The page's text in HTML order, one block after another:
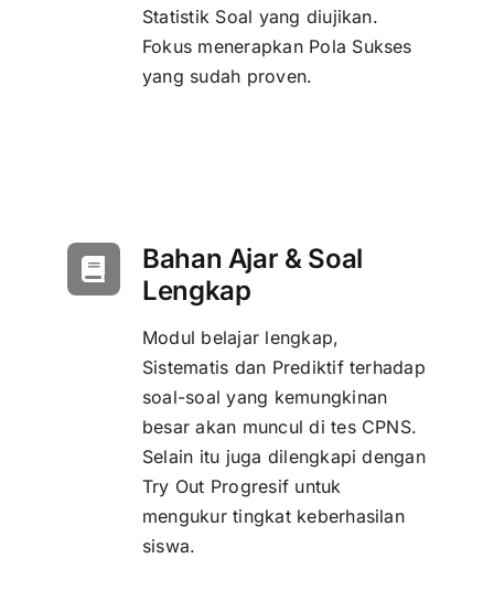
Statistik Soal yang diujikan.
Fokus menerapkan Pola Sukses
yang sudah proven.
Bahan Ajar & Soal
Lengkap
Modul belajar lengkap,
Sistematis dan Prediktif terhadap
soal-soal yang kemungkinan
besar akan muncul di tes CPNS.
Selain itu juga dilengkapi dengan
Try Out Progresif untuk
mengukur tingkat keberhasilan
siswa.